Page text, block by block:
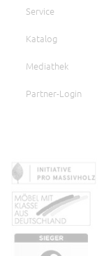
Service
Katalog
Mediathek
Partner-Login